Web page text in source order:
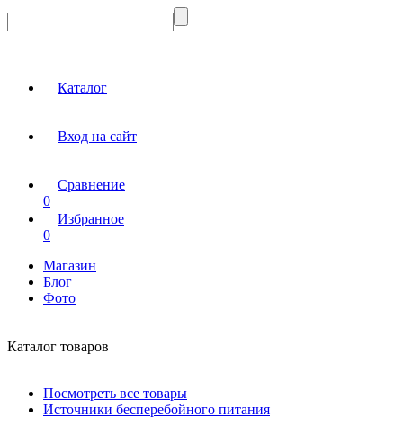
Каталог
Вход на сайт
Сравнение
0
Избранное
0
Магазин
Блог
Фото
Каталог товаров
Посмотреть все товары
Источники бесперебойного питания